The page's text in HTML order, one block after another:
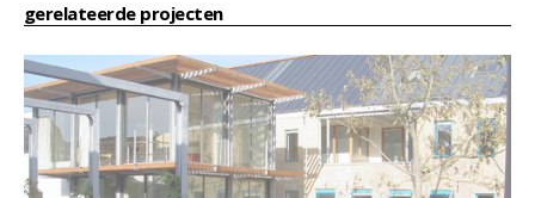
gerelateerde projecten